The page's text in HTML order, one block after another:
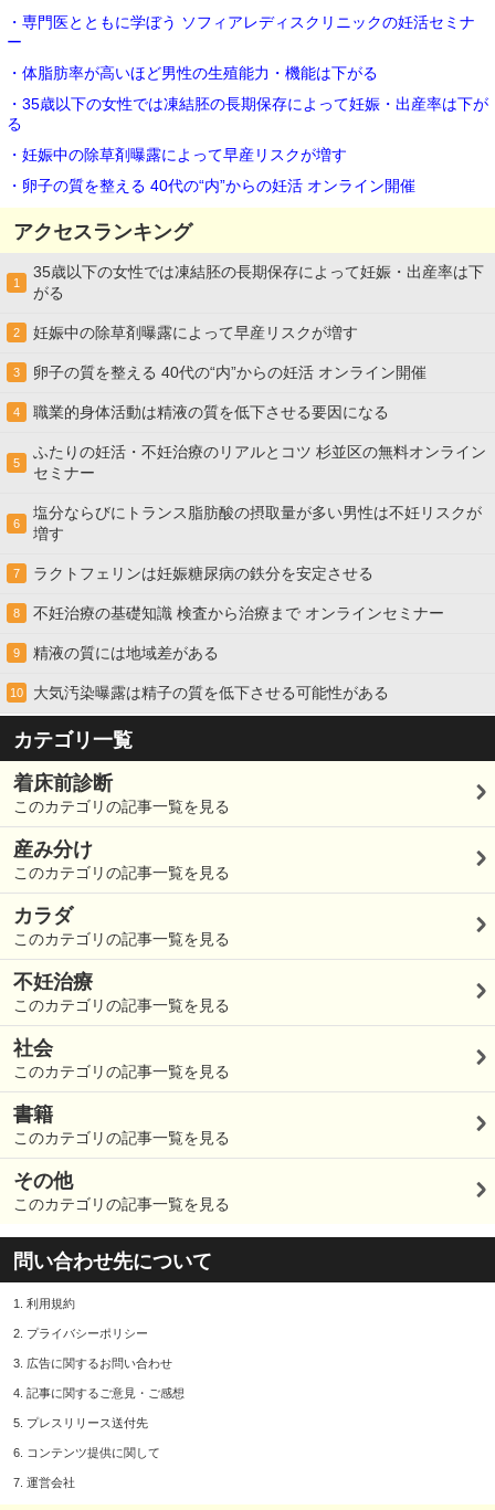
・専門医とともに学ぼう ソフィアレディスクリニックの妊活セミナ
ー
・体脂肪率が高いほど男性の生殖能力・機能は下がる
・35歳以下の女性では凍結胚の長期保存によって妊娠・出産率は下が
る
・妊娠中の除草剤曝露によって早産リスクが増す
・卵子の質を整える 40代の“内”からの妊活 オンライン開催
アクセスランキング
1
35歳以下の女性では凍結胚の長期保存によって妊娠・出産率は下
がる
2 妊娠中の除草剤曝露によって早産リスクが増す
3 卵子の質を整える 40代の“内”からの妊活 オンライン開催
4 職業的身体活動は精液の質を低下させる要因になる
5
ふたりの妊活・不妊治療のリアルとコツ 杉並区の無料オンライン
セミナー
6
塩分ならびにトランス脂肪酸の摂取量が多い男性は不妊リスクが
増す
7 ラクトフェリンは妊娠糖尿病の鉄分を安定させる
8 不妊治療の基礎知識 検査から治療まで オンラインセミナー
9 精液の質には地域差がある
10 大気汚染曝露は精子の質を低下させる可能性がある
カテゴリ一覧
着床前診断
このカテゴリの記事一覧を見る
産み分け
このカテゴリの記事一覧を見る
カラダ
このカテゴリの記事一覧を見る
不妊治療
このカテゴリの記事一覧を見る
社会
このカテゴリの記事一覧を見る
書籍
このカテゴリの記事一覧を見る
その他
このカテゴリの記事一覧を見る
問い合わせ先について
1. 利用規約
2. プライバシーポリシー
3. 広告に関するお問い合わせ
4. 記事に関するご意見・ご感想
5. プレスリリース送付先
6. コンテンツ提供に関して
7. 運営会社